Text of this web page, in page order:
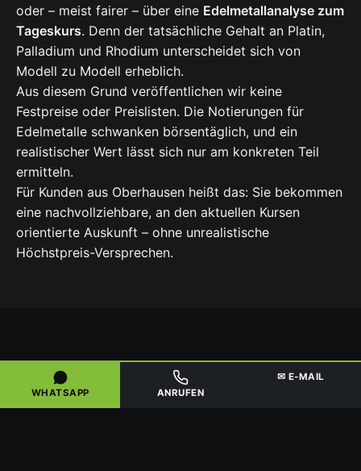
oder – meist fairer – über eine Edelmetallanalyse zum
Tageskurs. Denn der tatsächliche Gehalt an Platin,
Palladium und Rhodium unterscheidet sich von
Modell zu Modell erheblich.
Aus diesem Grund veröffentlichen wir keine
Festpreise oder Preislisten. Die Notierungen für
Edelmetalle schwanken börsentäglich, und ein
realistischer Wert lässt sich nur am konkreten Teil
ermitteln.
Für Kunden aus Oberhausen heißt das: Sie bekommen
eine nachvollziehbare, an den aktuellen Kursen
orientierte Auskunft – ohne unrealistische
Höchstpreis-Versprechen.
FÜR GEWERBE, HÄNDLER & SAMMLER
GRÖSSERE MENGEN & D
WHATSAPP ANRUFEN
✉ E-MAIL